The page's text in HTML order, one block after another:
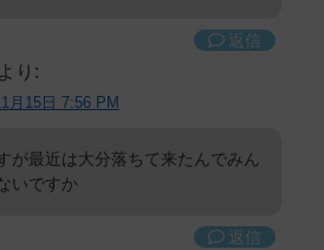
返信
より:
月15日 7:56 PM
が最近は大分落ちて来たんでみん
いですか
返信